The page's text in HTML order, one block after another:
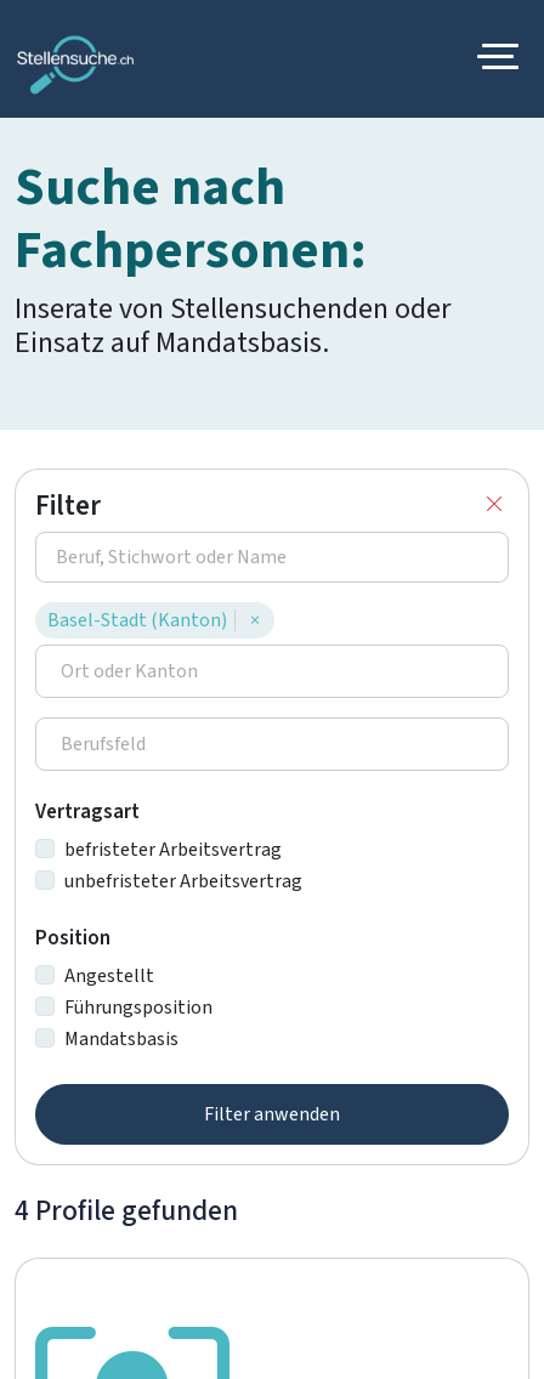
Suche nach
Fachpersonen:
Inserate von Stellensuchenden oder
Einsatz auf Mandatsbasis.
Filter
Basel-Stadt (Kanton) ×
Vertragsart
befristeter Arbeitsvertrag
unbefristeter Arbeitsvertrag
Position
Angestellt
Führungsposition
Mandatsbasis
Filter anwenden
4 Profile gefunden